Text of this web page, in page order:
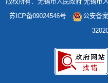
苏ICP备09024546号
公安备